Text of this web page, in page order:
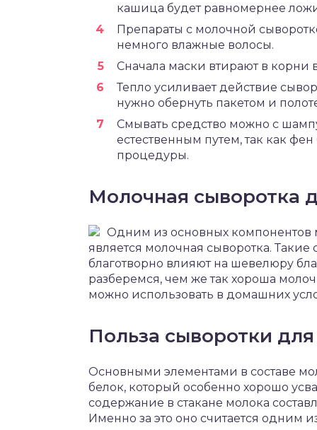
кашица будет равномернее
Препараты с молочной
немного влажные волосы.
Сначала маски втирают в корни
Тепло усиливает действие
нужно обернуть пакетом и
Смывать средство можно с
естественным путем, так как
процедуры.
Молочная сыворотка
Одним из основных компонентов
является молочная сыворотка.
благотворно влияют на шевелюру
разберемся, чем же так хороша
можно использовать в домашних
Польза сыворотки
Основными элементами в составе
белок, который особенно хорошо
содержание в стакане молока
Именно за это оно считается одним